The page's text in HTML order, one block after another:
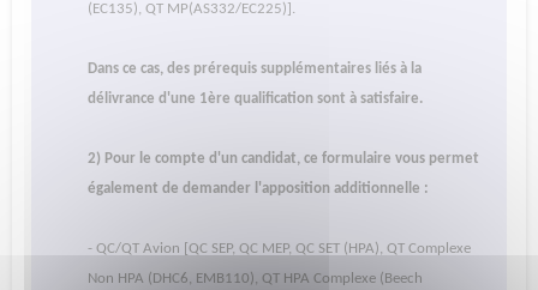
(EC135), QT MP(AS332/EC225)].
Dans ce cas, des prérequis supplémentaires liés à la
délivrance d'une 1ère qualification sont à satisfaire.
2) Pour le compte d'un candidat, ce formulaire vous permet
également de demander l'apposition additionnelle :
- QC/QT Avion [QC SEP, QC MEP, QC SET (HPA), QT Complexe
Non HPA (DHC6, EMB110), QT HPA Complexe (Beech